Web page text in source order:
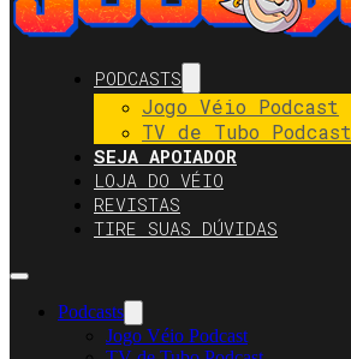
PODCASTS
Jogo Véio Podcast
TV de Tubo Podcast
SEJA APOIADOR
LOJA DO VÉIO
REVISTAS
TIRE SUAS DÚVIDAS
Podcasts
Jogo Véio Podcast